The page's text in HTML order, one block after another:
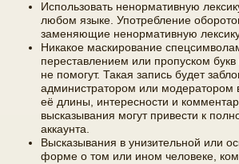
Использовать ненормативную
любом языке. Употребление
заменяющие ненормативную
Никакое маскирование
переставлением или пропуском
не помогут. Такая запись будет
администратором или модератором
её длины, интересности и
высказывания могут привести к
аккаунта.
Высказывания в унизительной или
форме о том или ином человеке,